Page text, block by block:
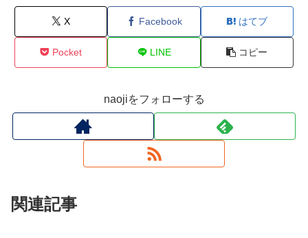
X Facebook はてブ
Pocket LINE コピー
naojiをフォローする
関連記事